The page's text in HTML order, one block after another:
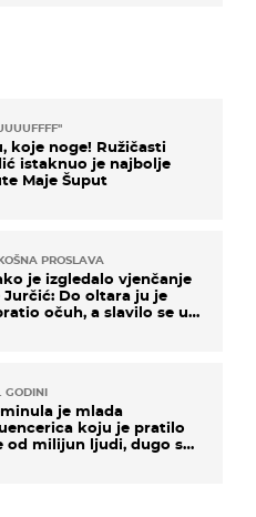
koje noge! Ružičasti
istaknuo je najbolje
Maje Šuput
PROSLAVA
je izgledalo vjenčanje
Jurčić: Do oltara ju je
očuh, a slavilo se uz
GODINI
je mlada
koju je pratilo
od milijun ljudi, dugo se